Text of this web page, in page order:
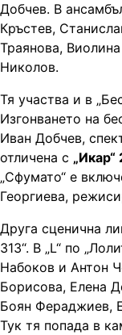
Добчев. В
Кръстев,
Траянова,
Николов.
Тя участва и в
Изгонването на
Иван Добчев,
отличена с „Икар“
„Сфумато“ е
Георгиева,
Друга сценична
313“. В „L“ по
Набоков и Антон
Борисова, Елена
Боян Фераджиев,
Тук тя попада в